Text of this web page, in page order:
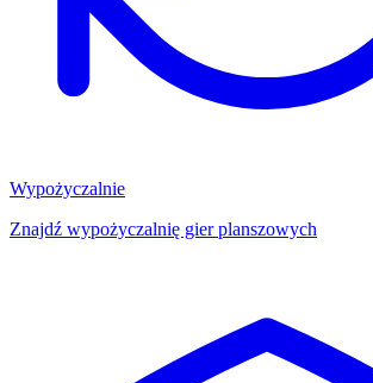
Wypożyczalnie
Znajdź wypożyczalnię gier planszowych